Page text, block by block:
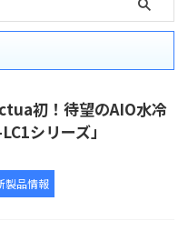
初！待望のAIO水冷
シリーズ」
製品情報